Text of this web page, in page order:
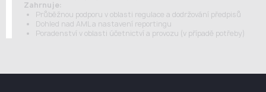
Zahrnuje:
Průběžnou podporu v oblasti regulace a dodržování předpisů
Dohled nad AML a nastavení reportingu
Poradenství v oblasti účetnictví a provozu (v případě potřeby)